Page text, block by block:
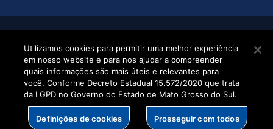
Executiva de
Transformação Digital
Utilizamos cookies para permitir uma melhor experiência
em nosso website e para nos ajudar a compreender
quais informações são mais úteis e relevantes para
você. Conforme Decreto Estadual 15.572/2020 que trata
da LGPD no Governo do Estado de Mato Grosso do Sul.
Definições de cookies Prosseguir com todos